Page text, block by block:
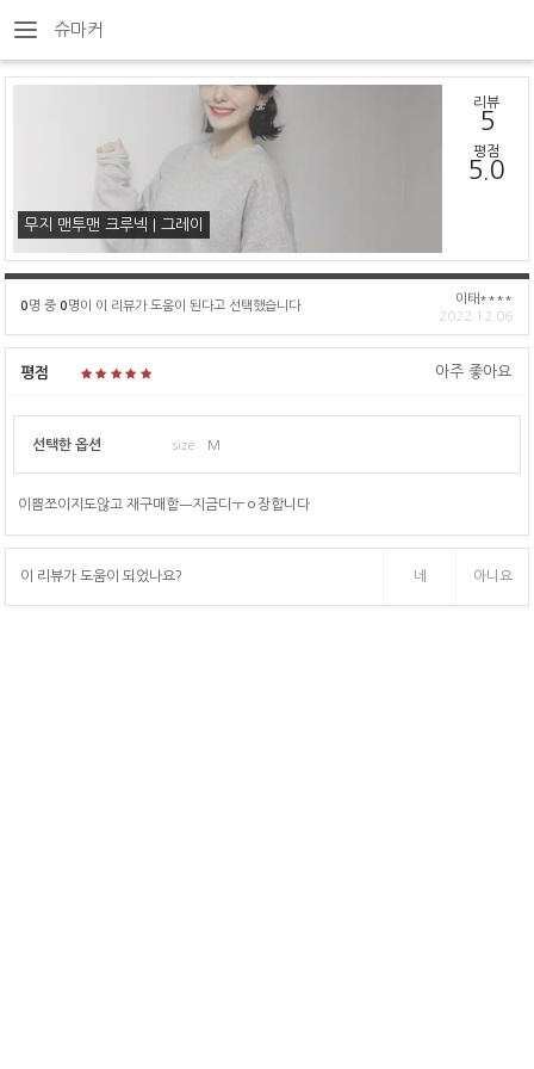
슈마커
무지 맨투맨 크루넥 | 그레이
리뷰
5
평점
5.0
0명 중 0명이 이 리뷰가 도움이 된다고 선택했습니다
이태****
2022.12.06
평점 아주 좋아요
선택한 옵션 size: M
이쁨쪼이지도않고 재구매함ㅡ지금디ㅜㅇ장합니다
이 리뷰가 도움이 되었나요? 네 아니요